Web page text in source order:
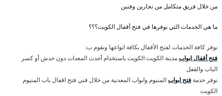
من خلال فريق متكامل من نجارين وفنين
ما هي الخدمات التي نوفرها في فتح أقفال الكويت؟؟؟
نوفر كافة الخدمات لفتح الأقفال بكافة انواعها ونقوم ب:
فتح أقفال ابوابمدينة الكويت الكويت باستخدام أحدث المعدات دون خدش أو كسر
الباب والقفل
نوفر خدمة فتح ابوابالمنيوم وابواب المعدنية من خلال فني فتح اقفال باب المنيوم
الكويت